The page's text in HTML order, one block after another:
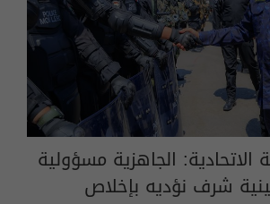
الجاهزية مسؤولية
شرف نؤديه بإخلاص